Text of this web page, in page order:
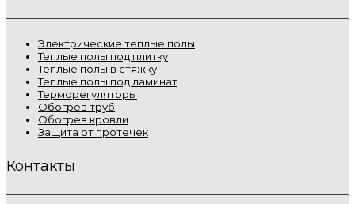
Электрические теплые полы
Теплые полы под плитку
Теплые полы в стяжку
Теплые полы под ламинат
Терморегуляторы
Обогрев труб
Обогрев кровли
Защита от протечек
Контакты